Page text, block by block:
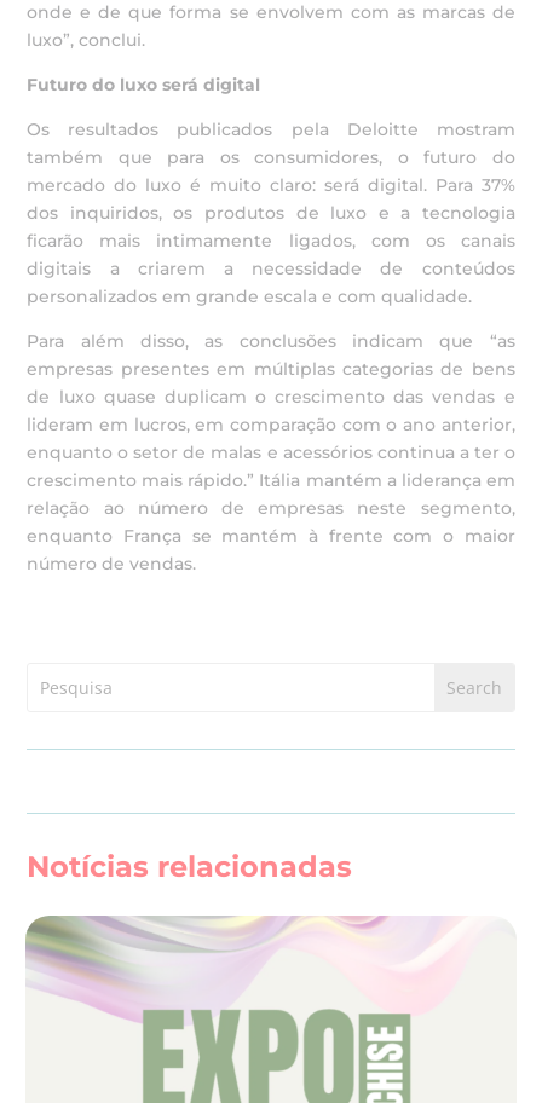
onde e de que forma se envolvem com as marcas de
luxo”, conclui.
Futuro do luxo será digital
Os resultados publicados pela Deloitte mostram
também que para os consumidores, o futuro do
mercado do luxo é muito claro: será digital. Para 37%
dos inquiridos, os produtos de luxo e a tecnologia
ficarão mais intimamente ligados, com os canais
digitais a criarem a necessidade de conteúdos
personalizados em grande escala e com qualidade.
Para além disso, as conclusões indicam que “as
empresas presentes em múltiplas categorias de bens
de luxo quase duplicam o crescimento das vendas e
lideram em lucros, em comparação com o ano anterior,
enquanto o setor de malas e acessórios continua a ter o
crescimento mais rápido.” Itália mantém a liderança em
relação ao número de empresas neste segmento,
enquanto França se mantém à frente com o maior
número de vendas.
Notícias relacionadas